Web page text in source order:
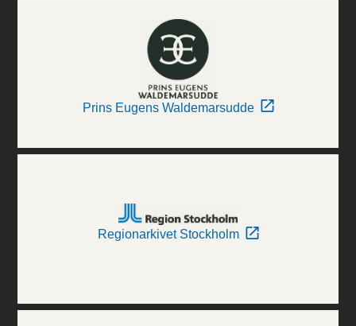
Prins Eugens Waldemarsudde
Regionarkivet Stockholm